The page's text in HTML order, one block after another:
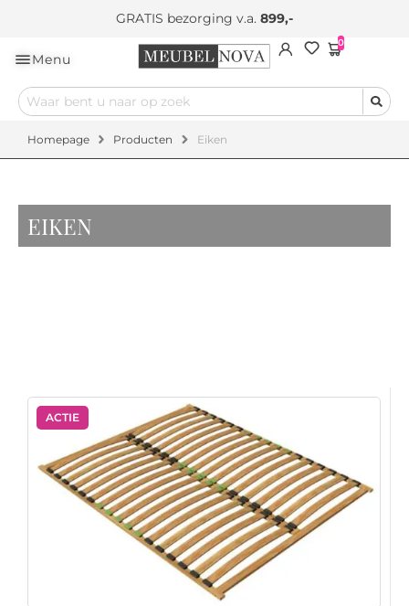
GRATIS bezorging v.a.899,-
Menu
0
Homepage Producten Eiken
EIKEN
ACTIE